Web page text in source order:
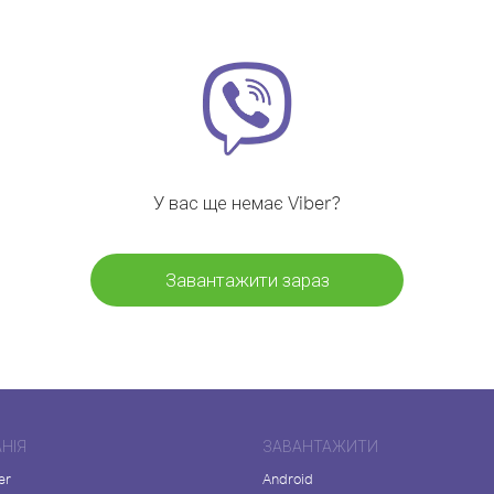
У вас ще немає Viber?
Завантажити зараз
ЗАВАНТАЖИТИ
Android